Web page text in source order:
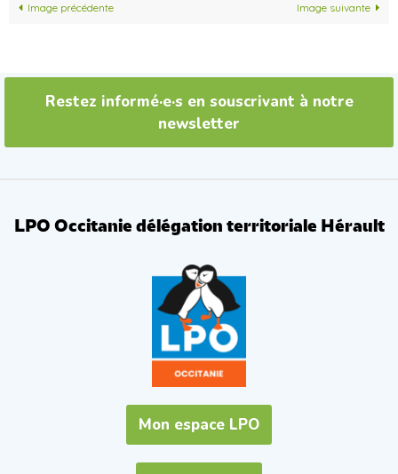
Image précédente Image suivante
Restez informé·e·s en souscrivant à notre
newsletter
LPO Occitanie délégation territoriale Hérault
Mon espace LPO